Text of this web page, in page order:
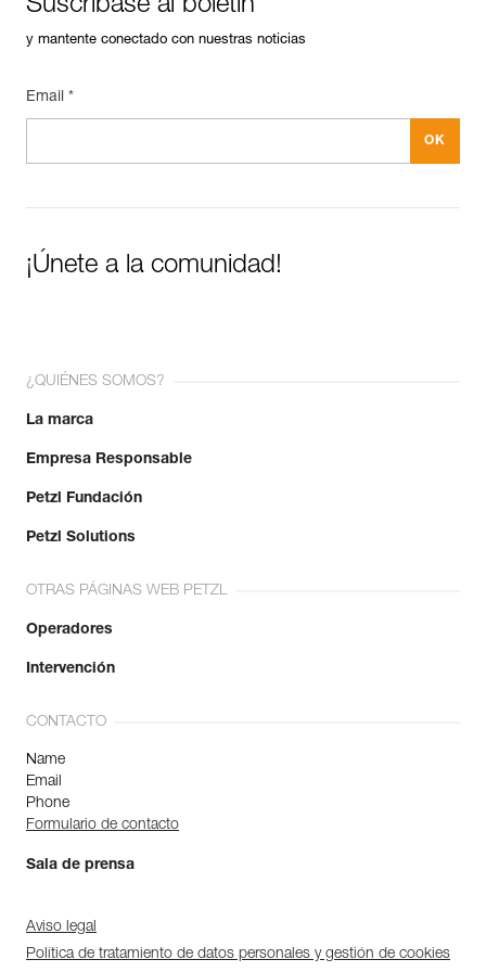
Características por referencia
Garantía : 3 Años
Pack : 1
Suscríbase al boletín
y mantente conectado con nuestras noticias
Email *
¡Únete a la comunidad!
¿QUIÉNES SOMOS?
La marca
Empresa Responsable
Petzl Fundación
Petzl Solutions
OTRAS PÁGINAS WEB PETZL
Operadores
Intervención
CONTACTO
Name
Email
Phone
Formulario de contacto
Sala de prensa
Aviso legal
Política de tratamiento de datos personales y gestión de cookies